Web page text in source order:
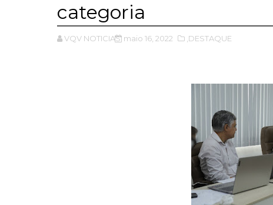
categoria
VQV NOTICIAS maio 16, 2022 ,DESTAQUE